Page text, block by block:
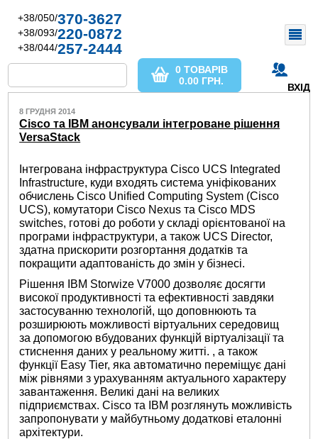
+38/050/370-3627
+38/093/220-0872
+38/044/257-2444
ВХІД
0 ТОВАРІВ
0.00 ГРН.
8 ГРУДНЯ 2014
Cisco та IBM анонсували інтегроване рішення
VersaStack
Інтегрована інфраструктура Cisco UCS Integrated
Infrastructure, куди входять система уніфікованих
обчислень Cisco Unified Computing System (Cisco
UCS), комутатори Cisco Nexus та Cisco MDS
switches, готові до роботи у складі орієнтованої на
програми інфраструктури, а також UCS Director,
здатна прискорити розгортання додатків та
покращити адаптованість до змін у бізнесі.
Рішення IBM Storwize V7000 дозволяє досягти
високої продуктивності та ефективності завдяки
застосуванню технологій, що доповнюють та
розширюють можливості віртуальних середовищ
за допомогою вбудованих функцій віртуалізації та
стиснення даних у реальному житті. , а також
функції Easy Tier, яка автоматично переміщує дані
між рівнями з урахуванням актуального характеру
завантаження. Великі дані на великих
підприємствах. Cisco та IBM розглянуть можливість
запропонувати у майбутньому додаткові еталонні
архітектури.